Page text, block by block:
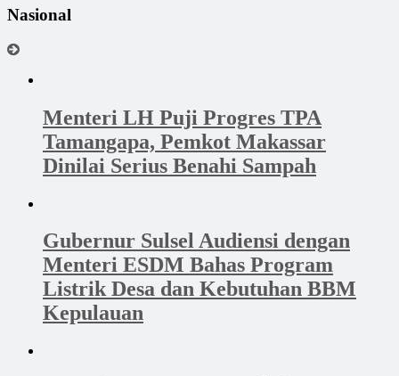
Nasional
Menteri LH Puji Progres TPA
Tamangapa, Pemkot Makassar
Dinilai Serius Benahi Sampah
Gubernur Sulsel Audiensi dengan
Menteri ESDM Bahas Program
Listrik Desa dan Kebutuhan BBM
Kepulauan